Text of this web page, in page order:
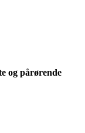
og pårørende